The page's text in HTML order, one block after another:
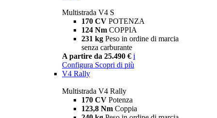
Multistrada V4 S
170 CV POTENZA
124 Nm COPPIA
231 kg Peso in ordine di marcia
senza carburante
A partire da 25.490 € i
Configura Scopri di più
V4 Rally
Multistrada V4 Rally
170 CV Potenza
123,8 Nm Coppia